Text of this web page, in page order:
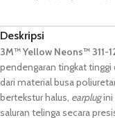
Deskripsi
3M™ Yellow Neons™ 311-
pendengaran tingkat tinggi
dari material busa
bertekstur halus, earplugini
saluran telinga secara